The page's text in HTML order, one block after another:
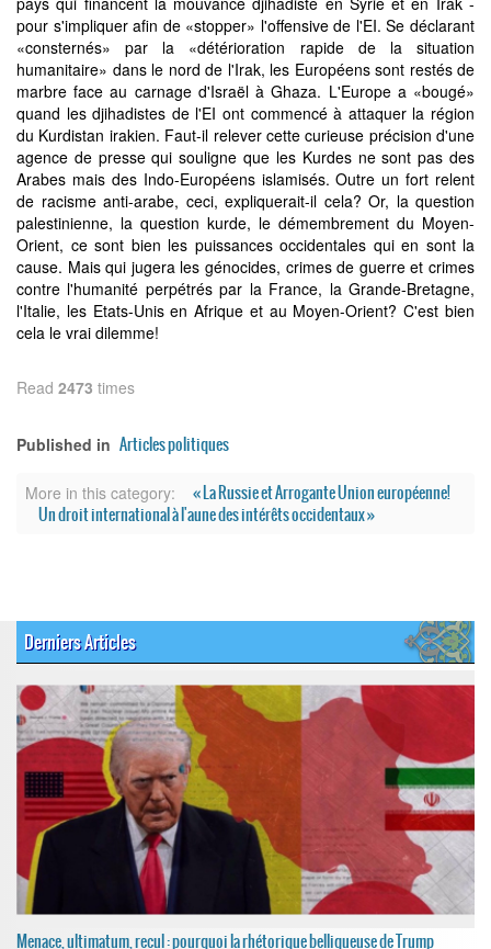
pour s'impliquer afin de «stopper» l'offensive de l'EI. Se déclarant
«consternés» par la «détérioration rapide de la situation
humanitaire» dans le nord de l'Irak, les Européens sont restés de
marbre face au carnage d'Israël à Ghaza. L'Europe a «bougé»
quand les djihadistes de l'EI ont commencé à attaquer la région
du Kurdistan irakien. Faut-il relever cette curieuse précision d'une
agence de presse qui souligne que les Kurdes ne sont pas des
Arabes mais des Indo-Européens islamisés. Outre un fort relent
de racisme anti-arabe, ceci, expliquerait-il cela? Or, la question
palestinienne, la question kurde, le démembrement du Moyen-
Orient, ce sont bien les puissances occidentales qui en sont la
cause. Mais qui jugera les génocides, crimes de guerre et crimes
contre l'humanité perpétrés par la France, la Grande-Bretagne,
l'Italie, les Etats-Unis en Afrique et au Moyen-Orient? C'est bien
cela le vrai dilemme!
Read 2473 times
Published in Articles politiques
More in this category:
« La Russie et Arrogante Union européenne!
Un droit international à l'aune des intérêts occidentaux »
Derniers Articles
Menace, ultimatum, recul : pourquoi la rhétorique belliqueuse de Trump